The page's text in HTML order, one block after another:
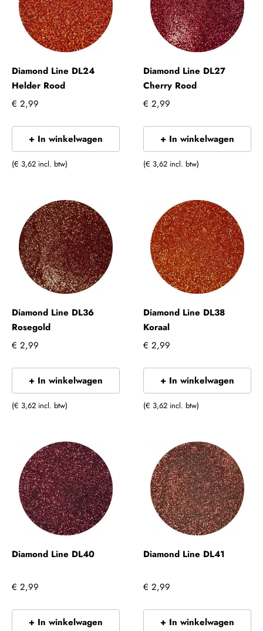
Diamond Line DL24
Helder Rood
€ 2,99
+ In winkelwagen
(€ 3,62 incl. btw)
Diamond Line DL27
Cherry Rood
€ 2,99
+ In winkelwagen
(€ 3,62 incl. btw)
Diamond Line DL36
Rosegold
€ 2,99
+ In winkelwagen
(€ 3,62 incl. btw)
Diamond Line DL38
Koraal
€ 2,99
+ In winkelwagen
(€ 3,62 incl. btw)
Diamond Line DL40
€ 2,99
+ In winkelwagen
Diamond Line DL41
€ 2,99
+ In winkelwagen